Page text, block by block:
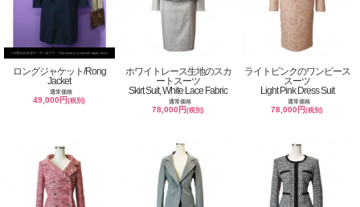
ロングジャケット/Rong
Jacket
通常価格
49,000円(税別)
ホワイトレース生地のスカ
ートスーツ
Skirt Suit, White Lace Fabric
通常価格
78,000円(税別)
ライトピンクのワンピース
スーツ
Light Pink Dress Suit
通常価格
78,000円(税別)